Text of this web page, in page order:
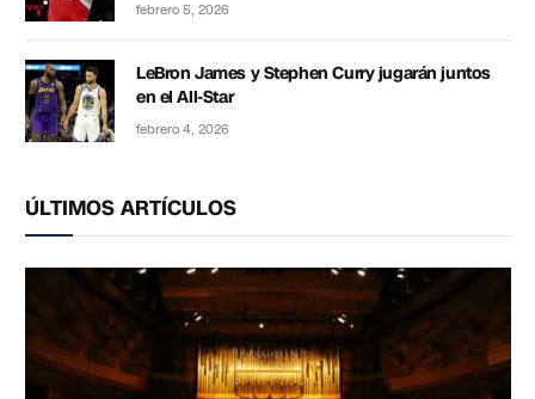
febrero 5, 2026
LeBron James y Stephen Curry jugarán juntos
en el All-Star
febrero 4, 2026
ÚLTIMOS ARTÍCULOS